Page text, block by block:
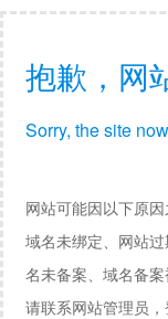
抱歉，网
Sorry, the site
网站可能因以下原
域名未绑定、网站
名未备案、域名备案
请联系网站管理员